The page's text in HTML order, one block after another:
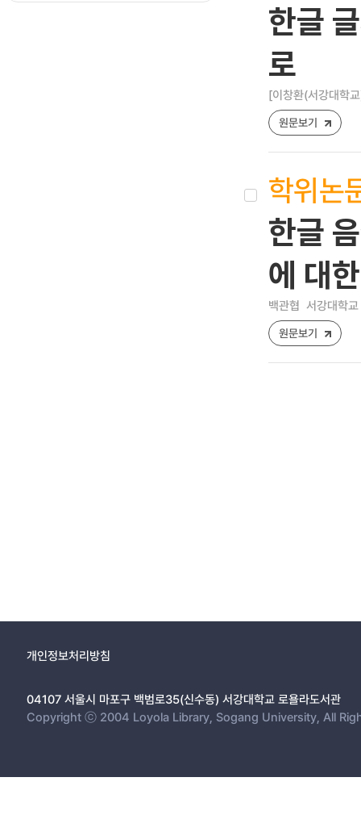
한글
로
[이창환(서강대학
원문보기
학위논
한글
에 대
백관협 서강대학
원문보기
개인정보처리방침
04107 서울시 마포구 백범로35(신수동) 서강대학교 로욜라도서관
Copyright ⓒ 2004 Loyola Library, Sogang University, All